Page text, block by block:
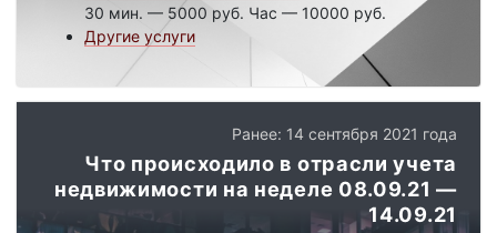
30 мин. — 5000 руб. Час — 10000 руб.
Другие услуги
Ранее: 14 сентября 2021 года
Что происходило в отрасли учета
недвижимости на неделе 08.09.21 —
14.09.21